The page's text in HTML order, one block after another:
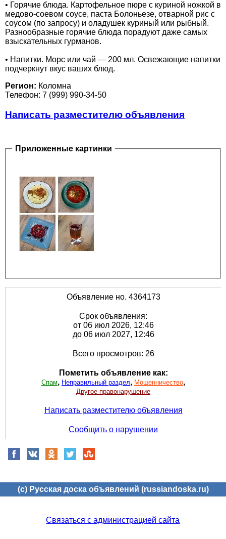
• Горячие блюда. Картофельное пюре с куриной ножкой в
медово-соевом соусе, паста Болоньезе, отварной рис с
соусом (по запросу) и оладушек куриный или рыбный.
Разнообразные горячие блюда порадуют даже самых
взыскательных гурманов.
• Напитки. Морс или чай — 200 мл. Освежающие напитки
подчеркнут вкус ваших блюд.
Регион: Коломна
Телефон: 7 (999) 990-34-50
Написать разместителю объявления
Приложенные картинки
Объявление но. 4364173
Срок объявления:
от 06 июл 2026, 12:46
до 06 июл 2027, 12:46
Всего просмотров: 26
Пометить объявление как:
Спам, Неправильный раздел, Мошенничество,
Другое правонарушение
Написать разместителю объявления
Сообщить о нарушении
(c) Русская доска объявлений (russiandoska.ru)
Связаться с администрацией сайта